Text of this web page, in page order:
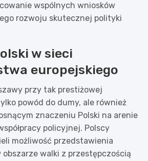
wspólnych wniosków
rozwoju skutecznej polityki
w sieci
europejskiego
przy tak prestiżowej
powód do dumy, ale również
znaczeniu Polski na arenie
policyjnej. Polscy
możliwość przedstawienia
walki z przestępczością